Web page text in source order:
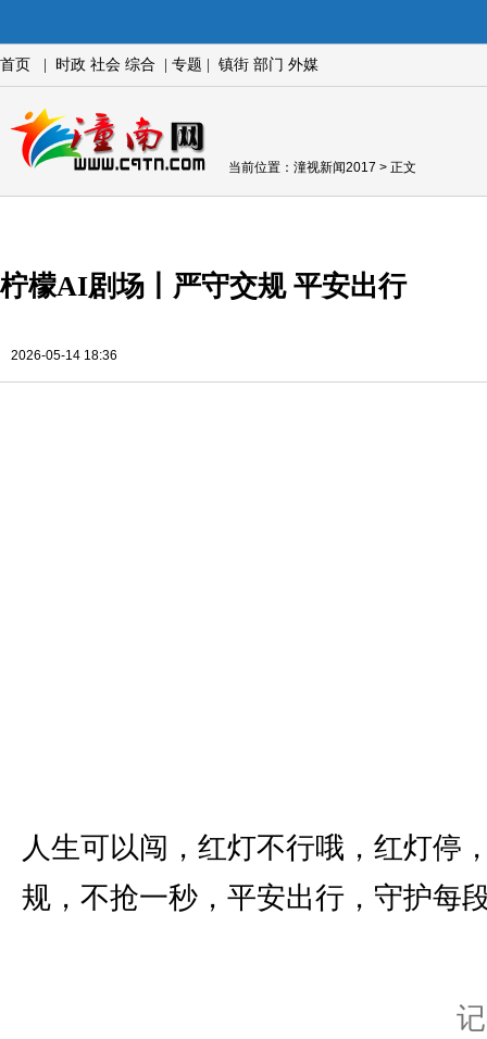
首页 时政 社会 综合 专题 镇街 部门 外媒
当前位置： 潼视新闻2017 > 正文
柠檬AI剧场丨严守交规 平安出行
2026-05-14 18:36
人生可以闯，红灯不行哦，红灯停
规，不抢一秒，平安出行，守护每